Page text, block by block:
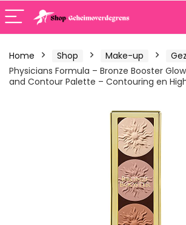
Home Shop Make-up
Physicians Formula – Bronze Booster
and Contour Palette – Contouring en